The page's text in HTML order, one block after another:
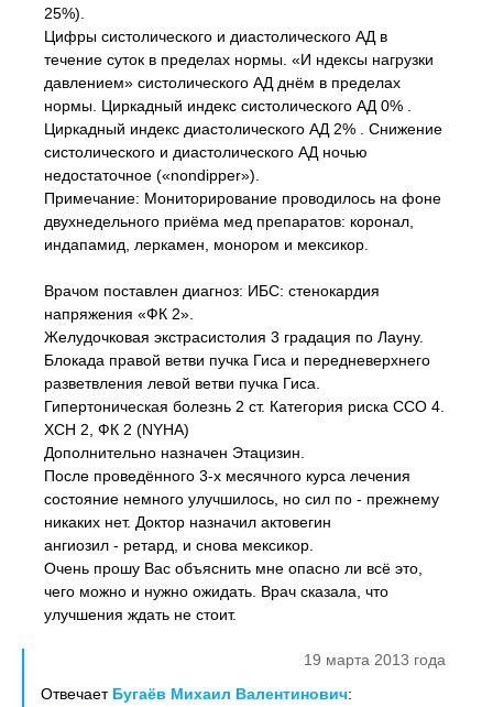
25%).
Цифры систолического и диастолического АД в
течение суток в пределах нормы. «И ндексы нагрузки
давлением» систолического АД днём в пределах
нормы. Циркадный индекс систолического АД 0% .
Циркадный индекс диастолического АД 2% . Снижение
систолического и диастолического АД ночью
недостаточное («nondipper»).
Примечание: Мониторирование проводилось на фоне
двухнедельного приёма мед препаратов: коронал,
индапамид, леркамен, монором и мексикор.
Врачом поставлен диагноз: ИБС: стенокардия
напряжения «ФК 2».
Желудочковая экстрасистолия 3 градация по Лауну.
Блокада правой ветви пучка Гиса и передневерхнего
разветвления левой ветви пучка Гиса.
Гипертоническая болезнь 2 ст. Категория риска CCO 4.
XCH 2, ФК 2 (NYHA)
Дополнительно назначен Этацизин.
После проведённого 3-х месячного курса лечения
состояние немного улучшилось, но сил по - прежнему
никаких нет. Доктор назначил актовегин
ангиозил - ретард, и снова мексикор.
Очень прошу Вас объяснить мне опасно ли всё это,
чего можно и нужно ожидать. Врач сказала, что
улучшения ждать не стоит.
19 марта 2013 года
Отвечает Бугаёв Михаил Валентинович: